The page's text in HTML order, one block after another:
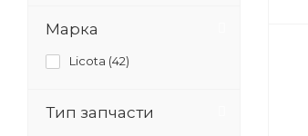
Марка
Licota (42)
Тип запчасти